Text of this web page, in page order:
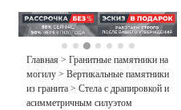
Главная > Гранитные памятники на
могилу > Вертикальные памятники
из гранита > Стела с драпировкой и
асимметричным силуэтом